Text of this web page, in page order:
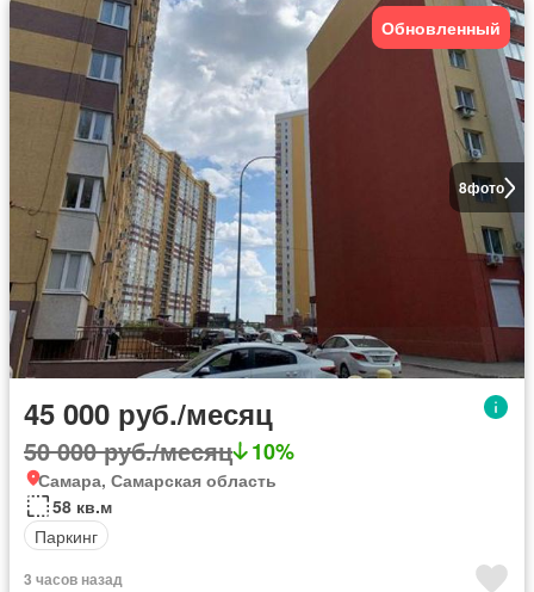
8фото
Обновленный
45 000 руб./месяц
50 000 руб./месяц 10%
Самара, Самарская область
58 кв.м
Паркинг
3 часов назад